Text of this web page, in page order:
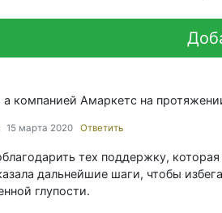
компанией Амаркетс на
15 марта 2020 Ответить
тех поддержку,
дальнейшие шаги, чтобы
глупости.